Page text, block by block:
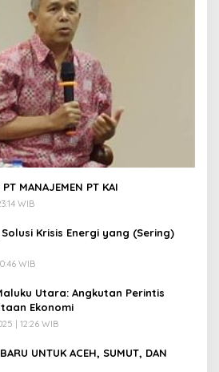
PT MANAJEMEN PT KAI
WIB
Krisis Energi yang (Sering)
WIB
Utara: Angkutan Perintis
Ekonomi
| 12:26 WIB
UNTUK ACEH, SUMUT, DAN